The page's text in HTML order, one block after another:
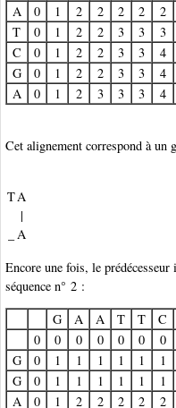
A
0 1 2 2 2 2 2
T
0 1 2 2 3 3 3
C
0 1 2 2 3 3 4
G
0 1 2 2 3 3 4
A
0 1 2 3 3 3 4
Cet alignement correspond à un
TA
|
A
Encore une fois, le
séquence n° 2 :
G
A A T T C
0
0 0 0 0 0 0
G
0 1 1 1 1 1 1
G
0 1 1 1 1 1 1
A
0 1 2 2 2 2 2